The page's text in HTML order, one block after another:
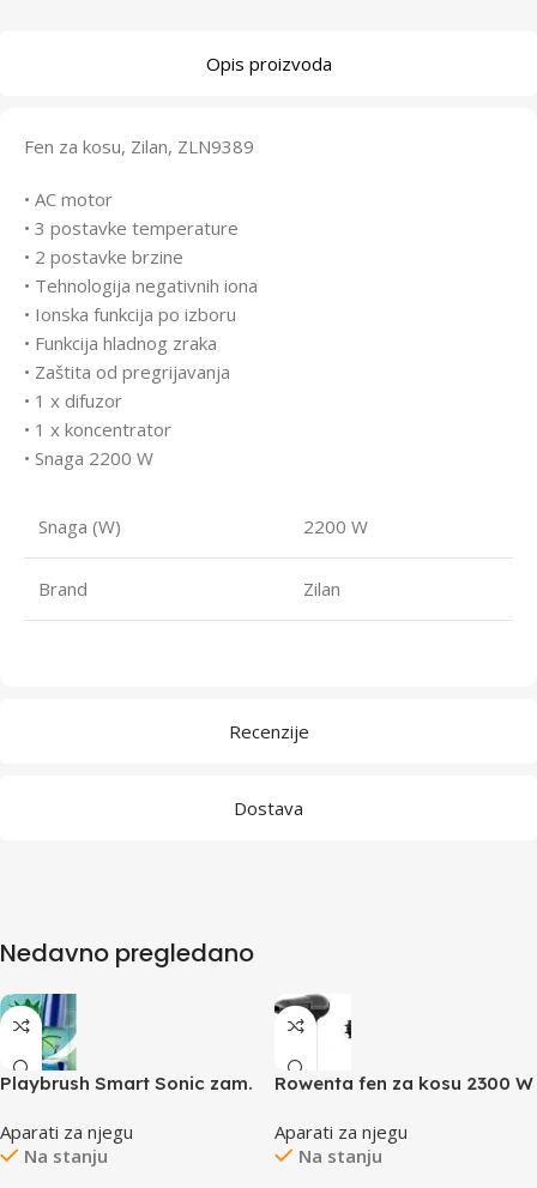
Opis proizvoda
Recenzije
Dostava
Fen za kosu, Zilan, ZLN9389
• AC motor
• 3 postavke temperature
• 2 postavke brzine
• Tehnologija negativnih iona
• Ionska funkcija po izboru
• Funkcija hladnog zraka
• Zaštita od pregrijavanja
• 1 x difuzor
• 1 x koncentrator
• Snaga 2200 W
Snaga (W) 2200 W
Brand Zilan
Nedavno pregledano
Playbrush Smart Sonic zam.
kom u pakovanju
Aparati za njegu
Na stanju
Rowenta fen za kosu 2300 W
Aparati za njegu
Na stanju